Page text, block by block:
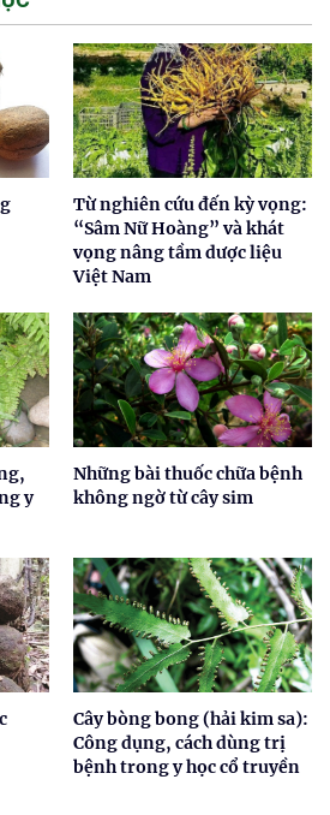
Từ nghiên cứu đến kỳ vọng:
“Sâm Nữ Hoàng” và khát
vọng nâng tầm dược liệu
Việt Nam
y
Những bài thuốc chữa bệnh
không ngờ từ cây sim
Cây bòng bong (hải kim sa):
Công dụng, cách dùng trị
bệnh trong y học cổ truyền